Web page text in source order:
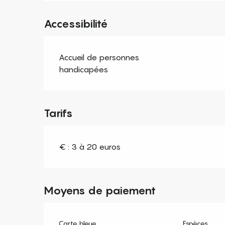
Accessibilité
Accueil de personnes
handicapées
Tarifs
€ : 3 à 20 euros
Moyens de paiement